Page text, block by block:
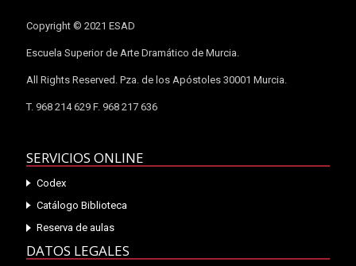
Copyright © 2021 ESAD
Escuela Superior de Arte Dramático de Murcia.
All Rights Reserved. Pza. de los Apóstoles 30001 Murcia.
T. 968 214 629 F. 968 217 636
SERVICIOS ONLINE
Codex
Catálogo Biblioteca
Reserva de aulas
DATOS LEGALES